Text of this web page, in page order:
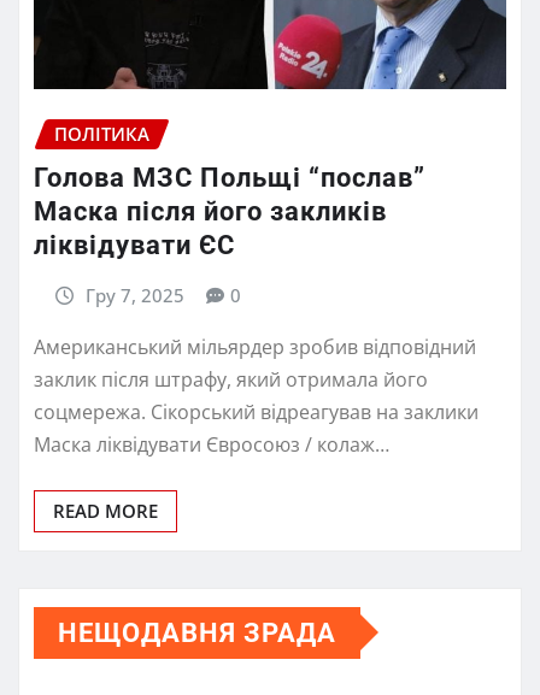
ПОЛІТИКА
Голова МЗС Польщі “послав”
Маска після його закликів
ліквідувати ЄС
Гру 7, 2025 0
Американський мільярдер зробив відповідний
заклик після штрафу, який отримала його
соцмережа. Сікорський відреагував на заклики
Маска ліквідувати Євросоюз / колаж…
READ MORE
НЕЩОДАВНЯ ЗРАДА